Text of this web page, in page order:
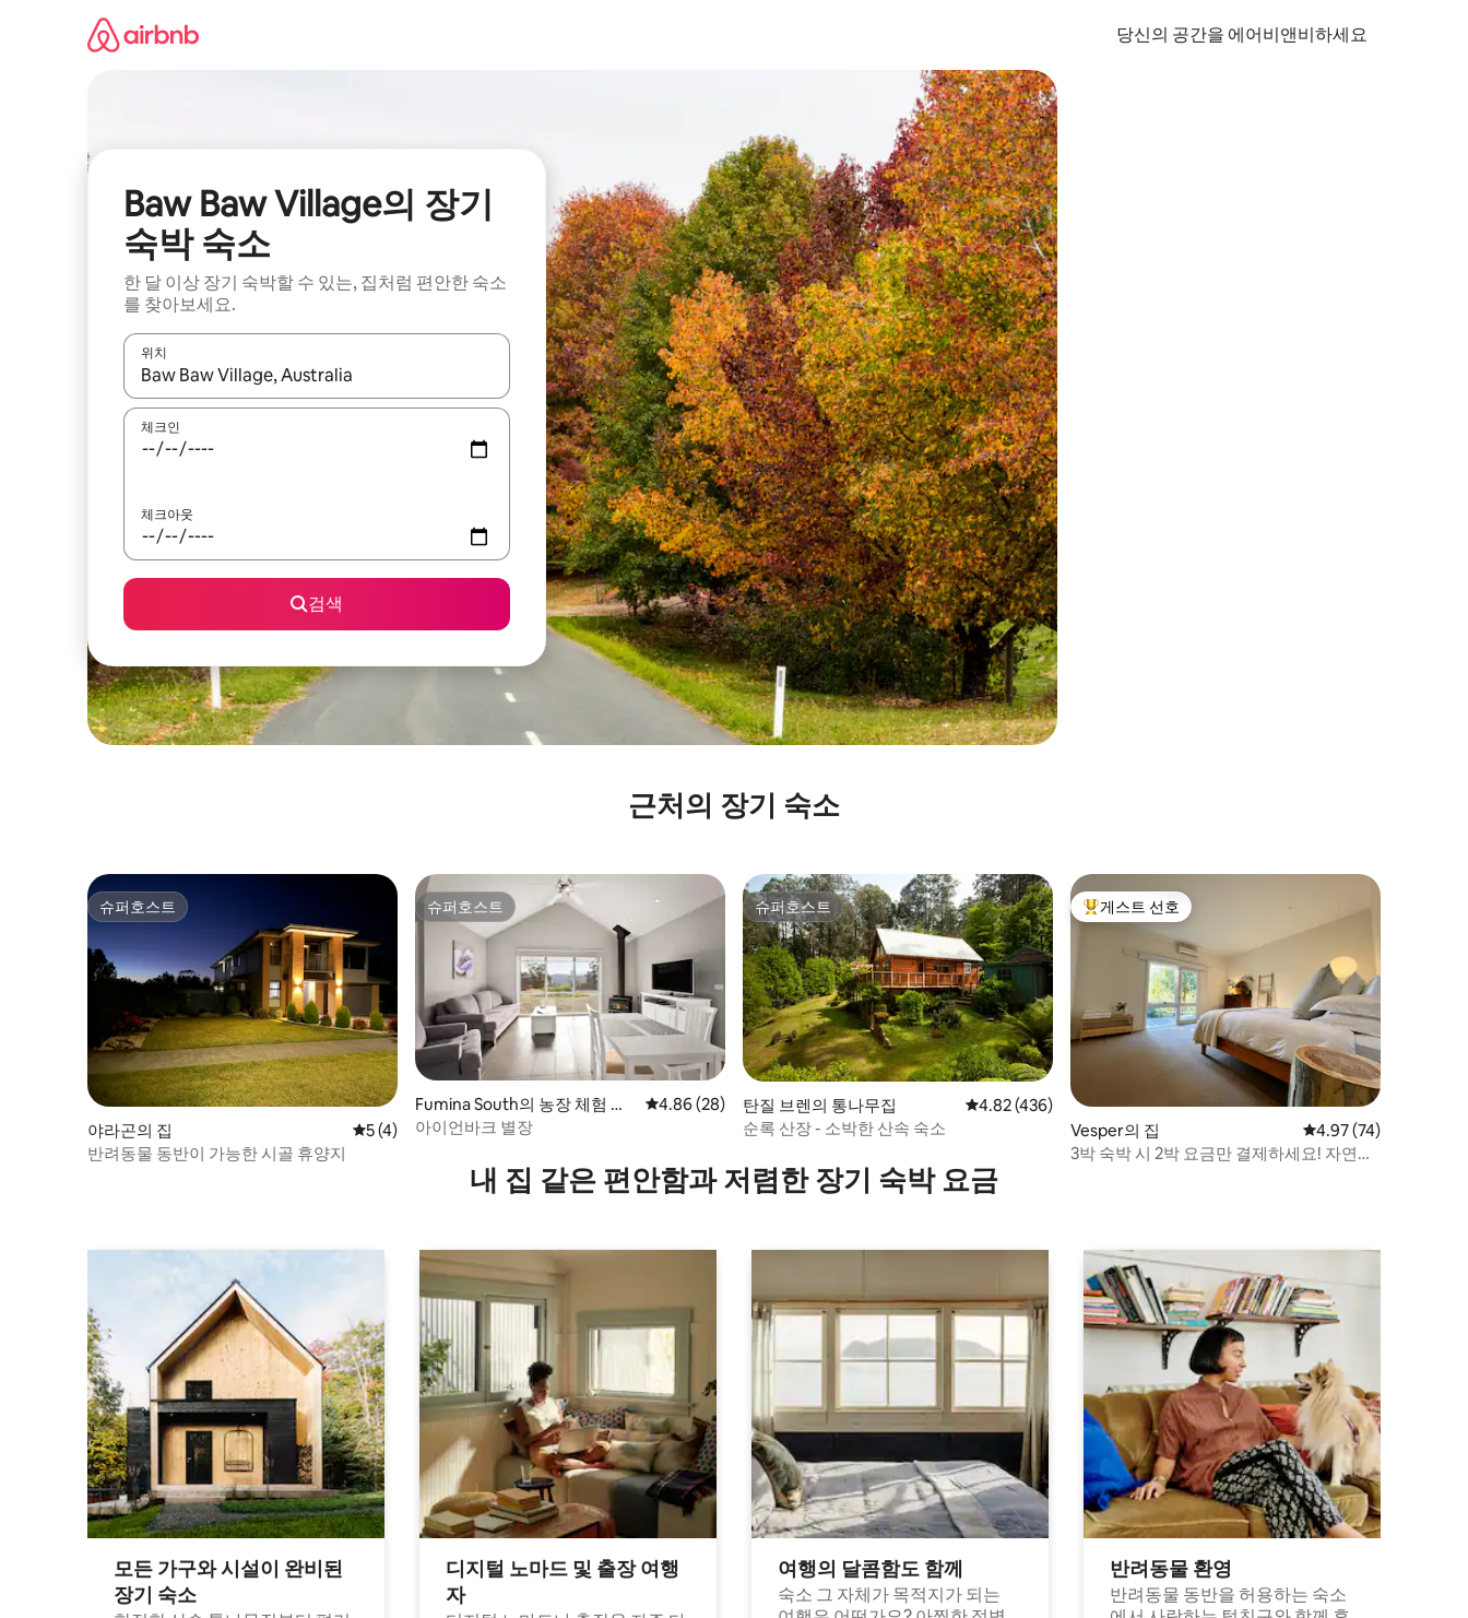
당신의 공간을 에어비앤비하세요
Baw Baw Village의 장기
숙박 숙소
한 달 이상 장기 숙박할 수 있는, 집처럼 편안한 숙소
를 찾아보세요.
위치
결과가 나오면 위·아래 화살표 키를 사용하거나 터치 또는 스와이프 동작으로 탐색하세요.
체크인
체크아웃
검색
근처의 장기 숙소
슈퍼호스트
슈퍼호스트
야라곤의 집 평점 5점(5점 만점), 후기 4개
5 (4)
반려동물 동반이 가능한 시골 휴양지
슈퍼호스트
슈퍼호스트
Fumina South의 농장 체험 숙
소
평점 4.86점(5점 만점), 후기 28개
4.86 (28)
아이언바크 별장
슈퍼호스트
슈퍼호스트
탄질 브렌의 통나무집 평점 4.82점(5점 만점), 후기 436개
4.82 (436)
순록 산장 - 소박한 산속 숙소
상위 게스트 선호
게스트 선호
Vesper의 집 평점 4.97점(5점 만점
4.97 (74)
3박 숙박 시 2박 요금만 결제하세요! 자연으
내 집 같은 편안함과 저렴한 장기 숙박 요금
모든 가구와 시설이 완비된
장기 숙소
디지털 노마드 및 출장 여행
자
여행의 달콤함도 함께
숙소 그 자체가 목적지가 되는
반려동물 환영
반려동물 동반을 허용하는 숙소